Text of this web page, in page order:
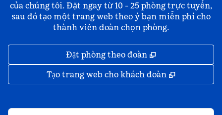
của chúng tôi. Đặt ngay từ 10 - 25 phòng trực tuyến,
sau đó tạo một trang web theo ý bạn miễn phí cho
thành viên đoàn chọn phòng.
Đặt phòng theo đoàn ,
Tạo trang web cho khách đoàn ,